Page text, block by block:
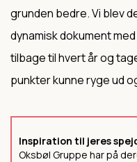
grunden bedre. Vi blev
dynamisk dokument
tilbage til hvert år og
punkter kunne ryge ud
Inspiration til jeres
Oksbøl Gruppe har på